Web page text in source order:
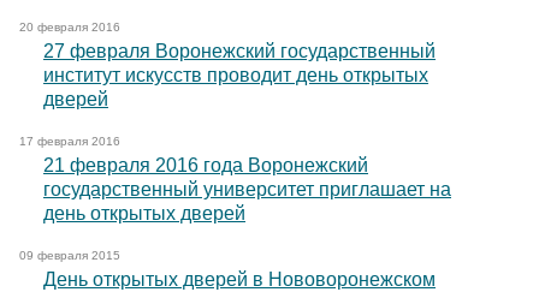
20 февраля 2016
27 февраля Воронежский государственный
институт искусств проводит день открытых
дверей
17 февраля 2016
21 февраля 2016 года Воронежский
государственный университет приглашает на
день открытых дверей
09 февраля 2015
День открытых дверей в Нововоронежском